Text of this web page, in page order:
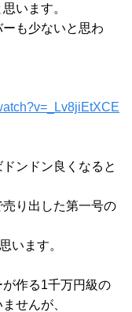
います。
も少ないと思わ
ンドン良くなると
り出した第一号の
います。
作る1千万円級の
せんが、